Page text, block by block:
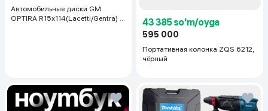
Автомобильные диски GM
OPTIRA R15x114(Lacetti/Gentra) 1
43 385 so'm/oyga
595 000
Портативная колонка ZQS 6212,
чёрный